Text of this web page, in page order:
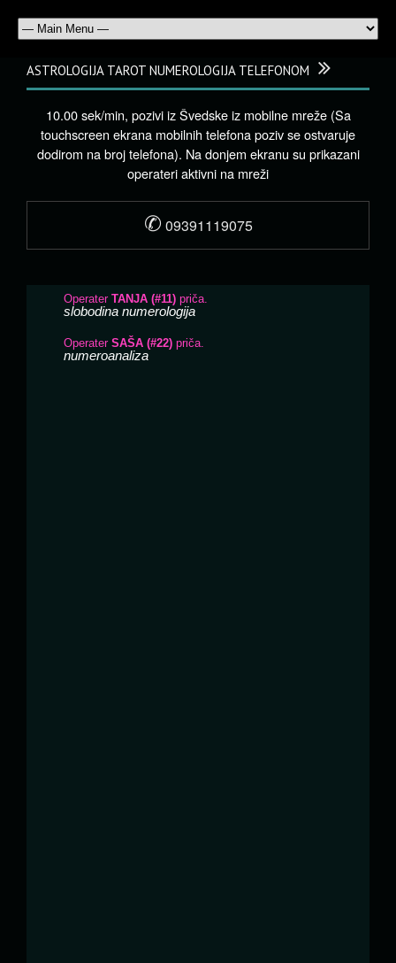
ASTROLOGIJA TAROT NUMEROLOGIJA TELEFONOM
10.00 sek/min, pozivi iz Švedske iz mobilne mreže (Sa
touchscreen ekrana mobilnih telefona poziv se ostvaruje
dodirom na broj telefona). Na donjem ekranu su prikazani
operateri aktivni na mreži
✆ 09391119075